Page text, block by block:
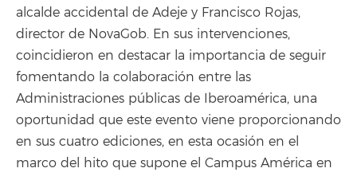
alcalde accidental de Adeje y Francisco Rojas,
director de NovaGob. En sus intervenciones,
coincidieron en destacar la importancia de seguir
fomentando la colaboración entre las
Administraciones públicas de Iberoamérica, una
oportunidad que este evento viene proporcionando
en sus cuatro ediciones, en esta ocasión en el
marco del hito que supone el Campus América en